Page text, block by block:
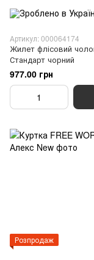
Артикул: 000064174
Жилет флісовий
Стандарт чорний
977.00 грн
Розпродаж